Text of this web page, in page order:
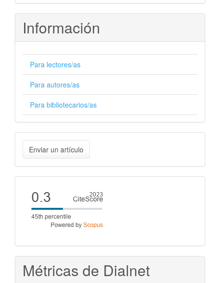
Información
Para lectores/as
Para autores/as
Para bibliotecarios/as
Enviar
un
artículo
Enviar un artículo
Cite
score
Métricas de Dialnet